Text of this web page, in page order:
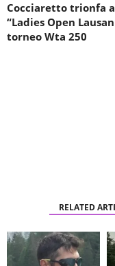
Cocciaretto trionfa
“Ladies Open
torneo Wta 250
RELATED